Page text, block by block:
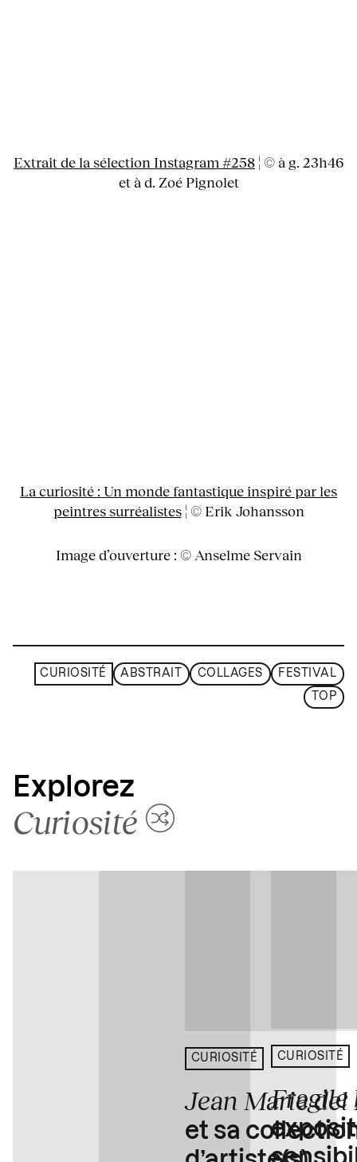
Extrait de la sélection Instagram #258 ¦ © à g. 23h46
et à d. Zoé Pignolet
La curiosité : Un monde fantastique inspiré par les
peintres surréalistes¦ © Erik Johansson
Image d’ouverture : © Anselme Servain
CURIOSITÉ ABSTRAIT COLLAGES FESTIVAL
TOP
Explorez
Curiosité
CURIOSITÉ
Jean Marie del
et sa
CURIOSITÉ
Fragile